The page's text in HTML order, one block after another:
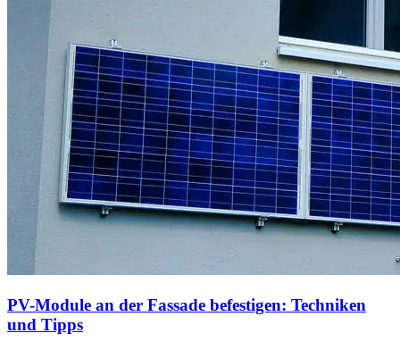
PV-Module an der Fassade befestigen: Techniken
und Tipps